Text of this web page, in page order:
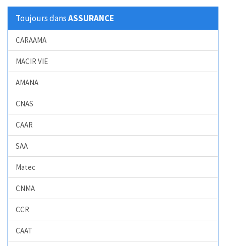
Toujours dansASSURANCE
CARAAMA
MACIR VIE
AMANA
CNAS
CAAR
SAA
Matec
CNMA
CCR
CAAT